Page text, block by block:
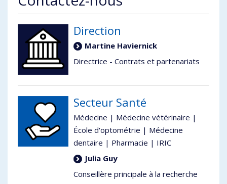
Direction
Martine Haviernick
Directrice - Contrats et partenariats
Secteur Santé
Médecine | Médecine vétérinaire |
École d'optométrie | Médecine
dentaire | Pharmacie | IRIC
Julia Guy
Conseillère principale à la recherche